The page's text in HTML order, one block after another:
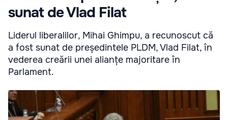
sunat de Vlad Filat
Liderul liberalilor, Mihai Ghimpu, a recunoscut că
a fost sunat de președintele PLDM, Vlad Filat, în
vederea creării unei alianțe majoritare în
Parlament.